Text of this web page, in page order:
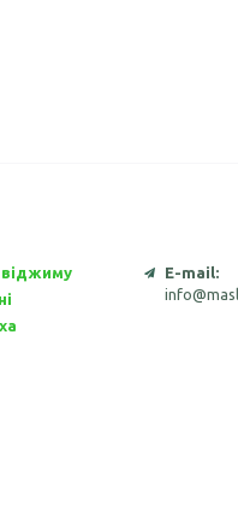
віджиму
E-mail: